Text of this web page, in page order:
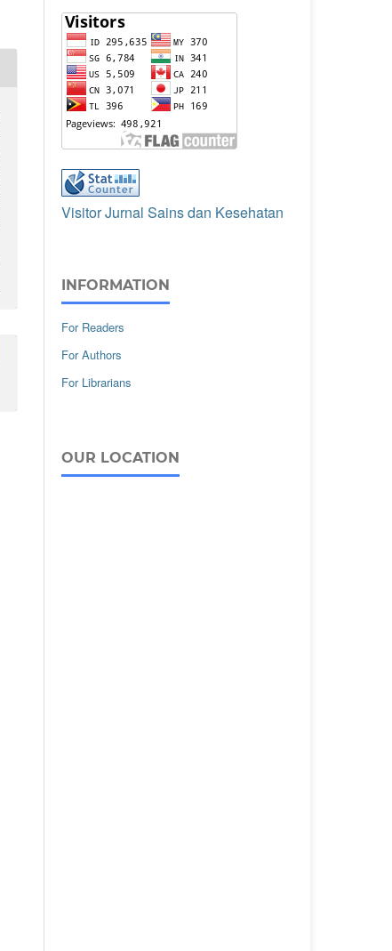
Visitor Jurnal Sains dan Kesehatan
INFORMATION
For Readers
For Authors
For Librarians
OUR LOCATION